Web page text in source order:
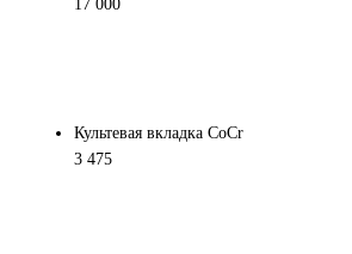
17 000
Культевая вкладка CoCr
3 475